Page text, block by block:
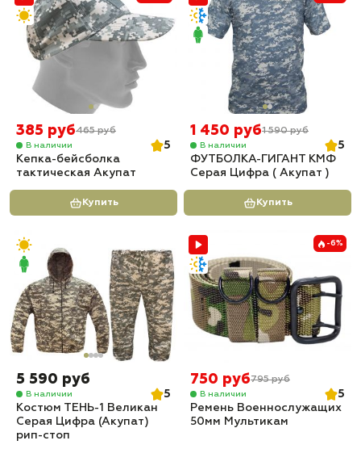
385 руб465 руб
В наличии
5
Кепка-бейсболка
тактическая Акупат
Купить
1 450 руб1 590 руб
В наличии
5
ФУТБОЛКА-ГИГАНТ КМФ
Серая Цифра ( Акупат )
Купить
5 590 руб
В наличии
5
Костюм ТЕНЬ-1 Великан
Серая Цифра (Акупат)
рип-стоп
-6%
750 руб795 руб
В наличии
5
Ремень Военнослужащих
50мм Мультикам